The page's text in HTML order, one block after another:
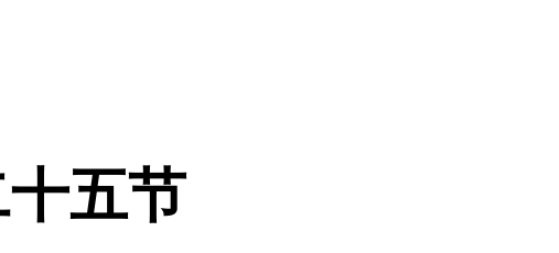
五节